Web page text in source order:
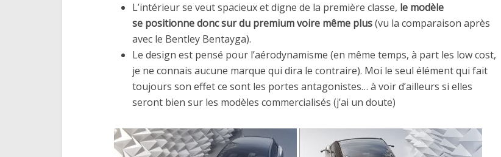
L’intérieur se veut spacieux et digne de la première classe, le modèle
se positionne donc sur du premium voire même plus(vu la comparaison après
avec le Bentley Bentayga).
Le design est pensé pour l’aérodynamisme (en même temps, à part les low cost,
je ne connais aucune marque qui dira le contraire). Moi le seul élément qui fait
toujours son effet ce sont les portes antagonistes… à voir d’ailleurs si elles
seront bien sur les modèles commercialisés (j’ai un doute)